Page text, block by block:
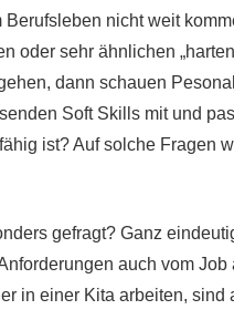
nicht weit
oder sehr ähnlichen
dann schauen
Soft Skills mit und
ist? Auf solche Fragen
gefragt? Ganz
auch vom Job
in einer Kita arbeiten, sind